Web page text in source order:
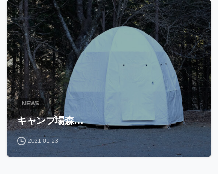
NEWS
キャンプ場森…
2021-01-23